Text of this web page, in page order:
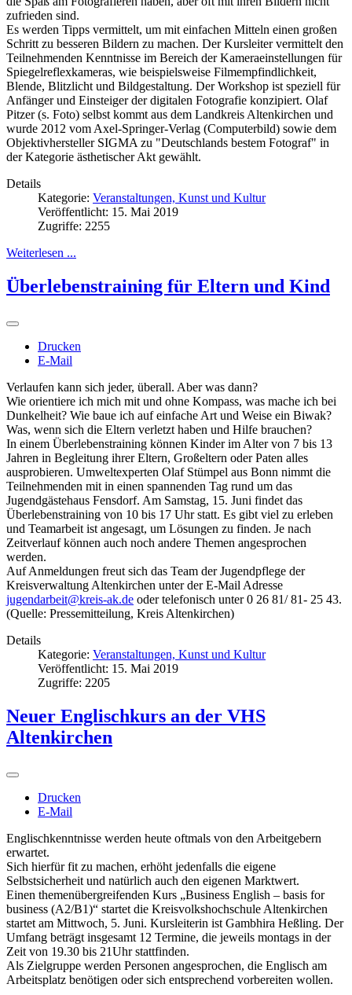
zufrieden sind.
Es werden Tipps vermittelt, um mit einfachen Mitteln einen großen
Schritt zu besseren Bildern zu machen. Der Kursleiter vermittelt den
Teilnehmenden Kenntnisse im Bereich der Kameraeinstellungen für
Spiegelreflexkameras, wie beispielsweise Filmempfindlichkeit,
Blende, Blitzlicht und Bildgestaltung. Der Workshop ist speziell für
Anfänger und Einsteiger der digitalen Fotografie konzipiert. Olaf
Pitzer (s. Foto) selbst kommt aus dem Landkreis Altenkirchen und
wurde 2012 vom Axel-Springer-Verlag (Computerbild) sowie dem
Objektivhersteller SIGMA zu "Deutschlands bestem Fotograf" in
der Kategorie ästhetischer Akt gewählt.
Details
Kategorie: Veranstaltungen, Kunst und Kultur
Veröffentlicht: 15. Mai 2019
Zugriffe: 2255
Weiterlesen ...
Überlebenstraining für Eltern und Kind
Drucken
E-Mail
Verlaufen kann sich jeder, überall. Aber was dann?
Wie orientiere ich mich mit und ohne Kompass, was mache ich bei
Dunkelheit? Wie baue ich auf einfache Art und Weise ein Biwak?
Was, wenn sich die Eltern verletzt haben und Hilfe brauchen?
In einem Überlebenstraining können Kinder im Alter von 7 bis 13
Jahren in Begleitung ihrer Eltern, Großeltern oder Paten alles
ausprobieren. Umweltexperten Olaf Stümpel aus Bonn nimmt die
Teilnehmenden mit in einen spannenden Tag rund um das
Jugendgästehaus Fensdorf. Am Samstag, 15. Juni findet das
Überlebenstraining von 10 bis 17 Uhr statt. Es gibt viel zu erleben
und Teamarbeit ist angesagt, um Lösungen zu finden. Je nach
Zeitverlauf können auch noch andere Themen angesprochen
werden.
Auf Anmeldungen freut sich das Team der Jugendpflege der
Kreisverwaltung Altenkirchen unter der E-Mail Adresse
jugendarbeit@kreis-ak.de oder telefonisch unter 0 26 81/ 81- 25 43.
(Quelle: Pressemitteilung, Kreis Altenkirchen)
Details
Kategorie: Veranstaltungen, Kunst und Kultur
Veröffentlicht: 15. Mai 2019
Zugriffe: 2205
Neuer Englischkurs an der VHS
Altenkirchen
Drucken
E-Mail
Englischkenntnisse werden heute oftmals von den Arbeitgebern
erwartet.
Sich hierfür fit zu machen, erhöht jedenfalls die eigene
Selbstsicherheit und natürlich auch den eigenen Marktwert.
Einen themenübergreifenden Kurs „Business English – basis for
business (A2/B1)“ startet die Kreisvolkshochschule Altenkirchen
startet am Mittwoch, 5. Juni. Kursleiterin ist Gambhira Heßling. Der
Umfang beträgt insgesamt 12 Termine, die jeweils montags in der
Zeit von 19.30 bis 21Uhr stattfinden.
Als Zielgruppe werden Personen angesprochen, die Englisch am
Arbeitsplatz benötigen oder sich entsprechend vorbereiten wollen.